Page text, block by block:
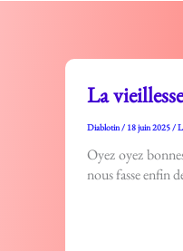
La
Diablotin/ 18 juin 2025/
Oyez oyez
nous fasse enfin